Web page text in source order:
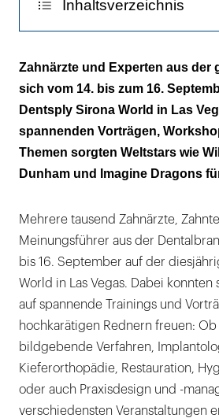
Inhaltsverzeichnis
Digitale und integrierte
Top-Referenten, Spitzen-
Zahnärzte und Experten aus der
sich vom 14. bis zum 16.
Dentsply Sirona World in Las
spannenden Vorträgen,
Themen sorgten Weltstars wie
Dunham und Imagine Dragons
Mehrere tausend Zahnärzte,
Meinungsführer aus der
bis 16. September auf der
World in Las Vegas. Dabei
auf spannende Trainings und
hochkarätigen Rednern freuen: Ob
bildgebende Verfahren,
Kieferorthopädie, Restauration,
oder auch Praxisdesign und -
verschiedensten Veranstaltungen